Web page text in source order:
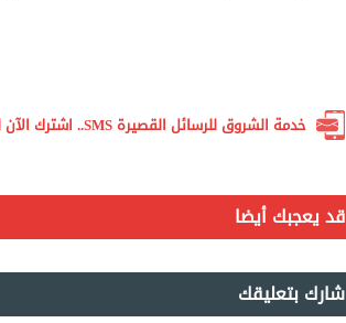
خدمة الشروق للرسائل القصيرة SMS.. اشترك الآن لتصلك أهم الأخبار لحظة بلحظة
قد يعجبك أيضا
شارك بتعليقك